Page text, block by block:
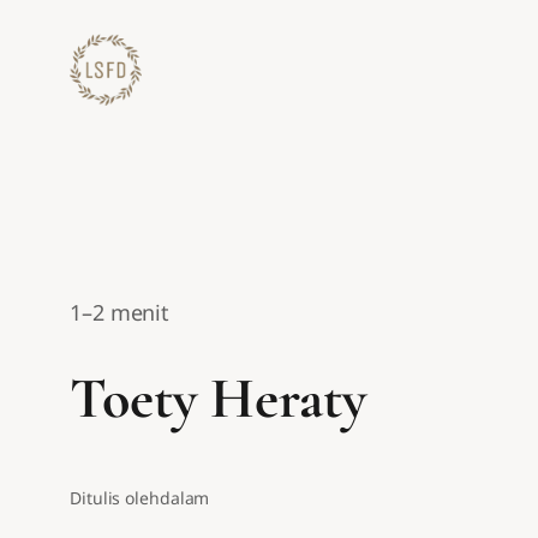
konten
1–2 menit
Toety Heraty
Ditulis olehdalam